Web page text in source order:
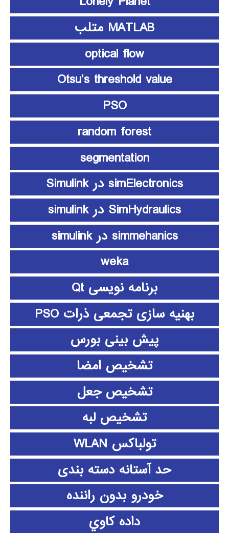
MATLAB متلب
optical flow
Otsu’s threshold value
PSO
random forest
segmentation
simElectronics در Simulink
SimHydraulics در simulink
simmehanics در simulink
weka
برنامه نویسی Qt
بهنیه سازی تجمعی ذرات PSO
پیش بینی بورس
تشخیص امضا
تشخیص جعل
تشخیص لبه
تولباکس WLAN
حد آستانه دسته بندی
خودرو بدون راننده
داده كاوي